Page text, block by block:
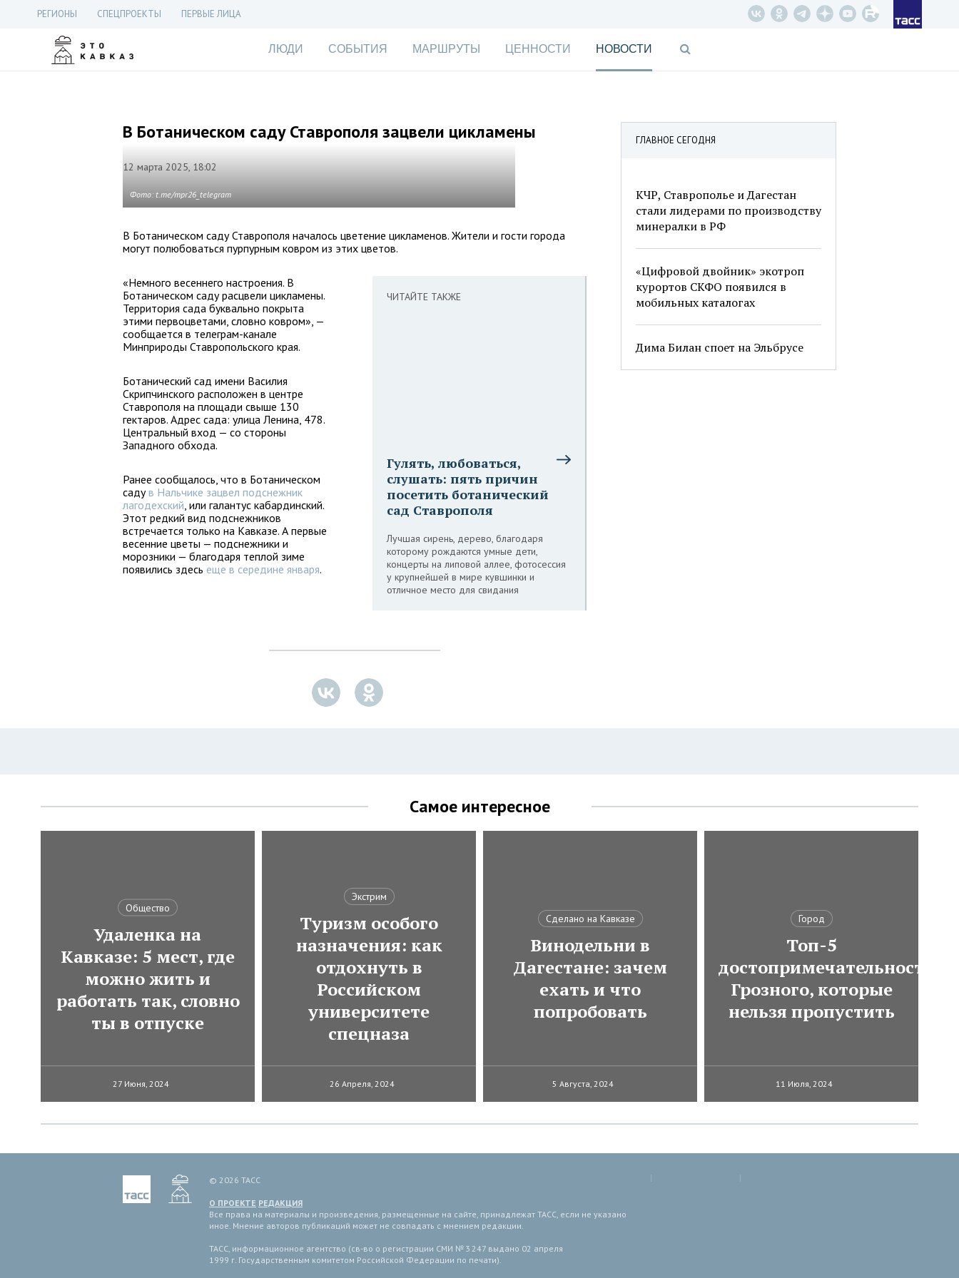
РЕГИОНЫ СПЕЦПРОЕКТЫ ПЕРВЫЕ ЛИЦА
ЛЮДИ СОБЫТИЯ МАРШРУТЫ ЦЕННОСТИ НОВОСТИ
ГЛАВНОЕ СЕГОДНЯ
КЧР, Ставрополье и Дагестан
стали лидерами по производству
минералки в РФ
«Цифровой двойник» экотроп
курортов СКФО появился в
мобильных каталогах
Дима Билан споет на Эльбрусе
В Ботаническом саду Ставрополя зацвели цикламены
12 марта 2025, 18:02
Фото: t.me/mpr26_telegram
В Ботаническом саду Ставрополя началось цветение цикламенов. Жители и гости города
могут полюбоваться пурпурным ковром из этих цветов.
ЧИТАЙТЕ ТАКЖЕ
Гулять, любоваться,
слушать: пять причин
посетить ботанический
сад Ставрополя
Лучшая сирень, дерево, благодаря
которому рождаются умные дети,
концерты на липовой аллее, фотосессия
у крупнейшей в мире кувшинки и
отличное место для свидания
«Немного весеннего настроения. В
Ботаническом саду расцвели цикламены.
Территория сада буквально покрыта
этими первоцветами, словно ковром», —
сообщается в телеграм-канале
Минприроды Ставропольского края.
Ботанический сад имени Василия
Скрипчинского расположен в центре
Ставрополя на площади свыше 130
гектаров. Адрес сада: улица Ленина, 478.
Центральный вход — со стороны
Западного обхода.
Ранее сообщалось, что в Ботаническом
садув Нальчике зацвел подснежник
лагодехский, или галантус кабардинский.
Этот редкий вид подснежников
встречается только на Кавказе. А первые
весенние цветы — подснежники и
морозники — благодаря теплой зиме
появились здесь еще в середине января.
Самое интересное
Общество
Удаленка на
Кавказе: 5 мест, где
можно жить и
работать так, словно
ты в отпуске
27 Июня, 2024
Экстрим
Туризм особого
назначения: как
отдохнуть в
Российском
университете
спецназа
26 Апреля, 2024
Сделано на Кавказе
Винодельни в
Дагестане: зачем
ехать и что
попробовать
5 Августа, 2024
Город
Топ-5
достопримечательностей
Грозного, которые
нельзя пропустить
11 Июля, 2024
© 2026 ТАСС
О ПРОЕКТЕ РЕДАКЦИЯ
Все права на материалы и произведения, размещенные на сайте, принадлежат ТАСС, если не указано
иное. Мнение авторов публикаций может не совпадать с мнением редакции.
ТАСС, информационное агентство (св-во о регистрации СМИ № 3 247 выдано 02 апреля
1999 г. Государственным комитетом Российской Федерации по печати).